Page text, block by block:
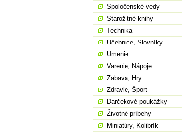
Spoločenské vedy
Starožitné knihy
Technika
Učebnice, Slovníky
Umenie
Varenie, Nápoje
Zabava, Hry
Zdravie, Šport
Darčekové poukážky
Životné príbehy
Miniatúry, Kolibrík